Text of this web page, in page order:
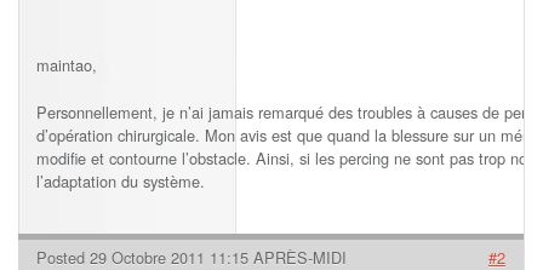
maintao,
Personnellement, je n’ai jamais remarqué des troubles à causes de
d’opération chirurgicale. Mon avis est que quand la blessure sur un
modifie et contourne l’obstacle. Ainsi, si les percing ne sont pas trop
l’adaptation du système.
Posted 29 Octobre 2011 11:15 APRÈS-MIDI #2